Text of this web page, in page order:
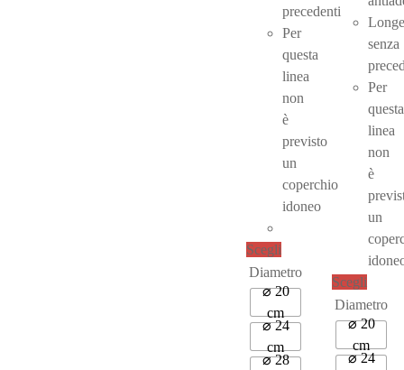
precedenti
Per
questa
linea
non
è
previsto
un
coperchio
idoneo
Scegli Questo prodotto ha
Diametro
⌀ 20
cm
⌀ 24
cm
⌀ 28
senza
Per
questa
linea
non
è
un
Scegli
Diametro
⌀ 20
cm
⌀ 24